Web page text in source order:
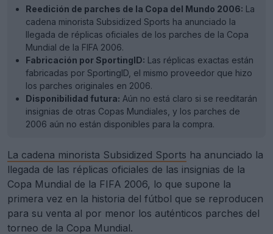
Reedición de parches de la Copa del Mundo 2006: La
cadena minorista Subsidized Sports ha anunciado la
llegada de réplicas oficiales de los parches de la Copa
Mundial de la FIFA 2006.
Fabricación por SportingID: Las réplicas exactas están
fabricadas por SportingID, el mismo proveedor que hizo
los parches originales en 2006.
Disponibilidad futura: Aún no está claro si se reeditarán
insignias de otras Copas Mundiales, y los parches de
2006 aún no están disponibles para la compra.
La cadena minorista Subsidized Sports ha anunciado la
llegada de las réplicas oficiales de las insignias de la
Copa Mundial de la FIFA 2006, lo que supone la
primera vez en la historia del fútbol que se reproducen
para su venta al por menor los auténticos parches del
torneo de la Copa Mundial.